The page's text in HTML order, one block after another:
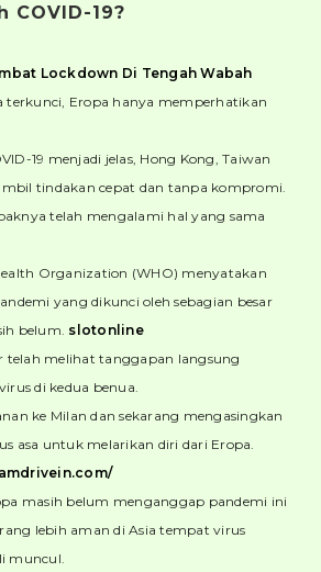
COVID-19?
Lockdown Di Tengah Wabah
terkunci, Eropa hanya memperhatikan
19 menjadi jelas, Hong Kong, Taiwan
tindakan cepat dan tanpa kompromi.
telah mengalami hal yang sama
Organization (WHO) menyatakan
yang dikunci oleh sebagian besar
belum. slotonline
telah melihat tanggapan langsung
di kedua benua.
ke Milan dan sekarang mengasingkan
asa untuk melarikan diri dari Eropa.
masih belum menganggap pandemi ini
lebih aman di Asia tempat virus
muncul.